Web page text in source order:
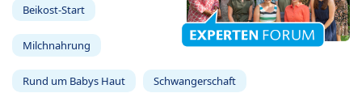
Beikost-Start
Milchnahrung
Rund um Babys Haut Schwangerschaft